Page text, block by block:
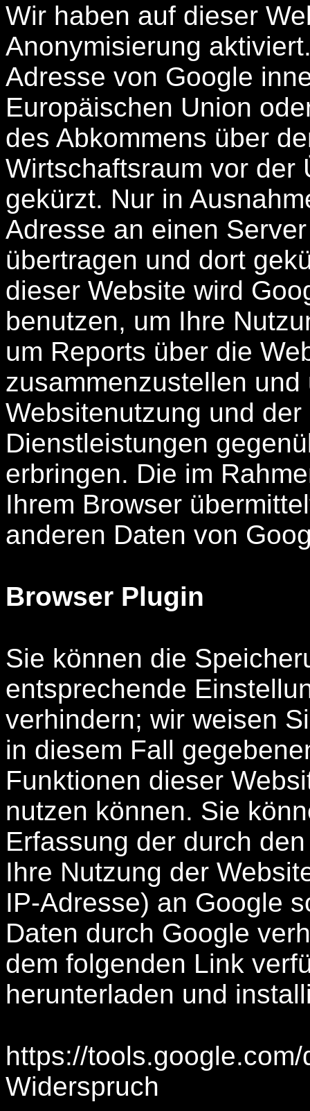
Wir haben auf dieser
Anonymisierung
Adresse von Google
Europäischen Union
des Abkommens über
Wirtschaftsraum vor der
gekürzt. Nur in
Adresse an einen
übertragen und dort
dieser Website wird
benutzen, um Ihre
um Reports über die
zusammenzustellen
Websitenutzung und
Dienstleistungen
erbringen. Die im
Ihrem Browser
anderen Daten von
Browser Plugin
Sie können die
entsprechende
verhindern; wir weisen
in diesem Fall
Funktionen dieser
nutzen können. Sie
Erfassung der durch
Ihre Nutzung der
IP-Adresse) an Google
Daten durch Google
dem folgenden Link
herunterladen und
https://
Widerspruch